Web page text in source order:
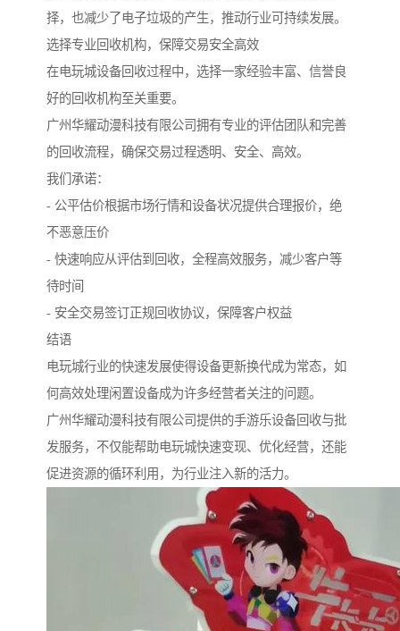
择，也减少了电子垃圾的产生，推动行业可持续发展。
选择专业回收机构，保障交易安全高效
在电玩城设备回收过程中，选择一家经验丰富、信誉良
好的回收机构至关重要。
广州华耀动漫科技有限公司拥有专业的评估团队和完善
的回收流程，确保交易过程透明、安全、高效。
我们承诺：
- 公平估价根据市场行情和设备状况提供合理报价，绝
不恶意压价
- 快速响应从评估到回收，全程高效服务，减少客户等
待时间
- 安全交易签订正规回收协议，保障客户权益
结语
电玩城行业的快速发展使得设备更新换代成为常态，如
何高效处理闲置设备成为许多经营者关注的问题。
广州华耀动漫科技有限公司提供的手游乐设备回收与批
发服务，不仅能帮助电玩城快速变现、优化经营，还能
促进资源的循环利用，为行业注入新的活力。